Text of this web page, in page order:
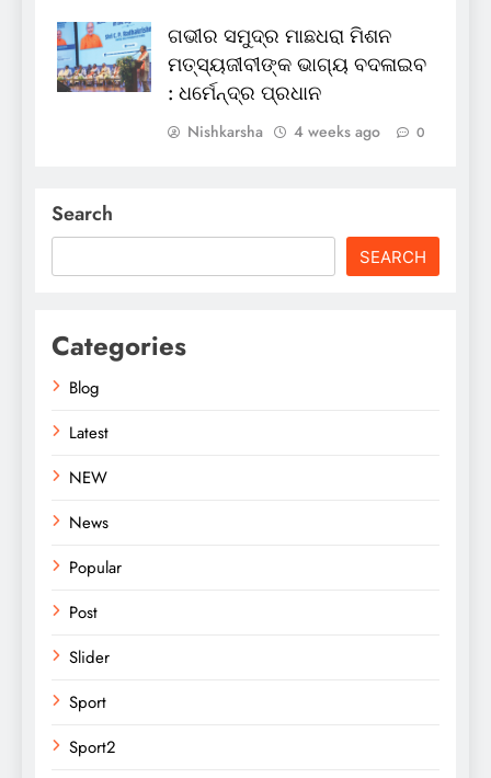
ଗଭୀର ସମୁଦ୍ର ମାଛଧରା ମିଶନ
ମତ୍ସ୍ୟଜୀବୀଙ୍କ ଭାଗ୍ୟ ବଦଳାଇବ
: ଧର୍ମେନ୍ଦ୍ର ପ୍ରଧାନ
Nishkarsha 4 weeks ago 0
Search
SEARCH
Categories
Blog
Latest
NEW
News
Popular
Post
Slider
Sport
Sport2